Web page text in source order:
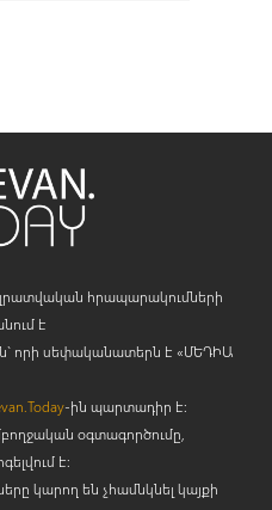
լրատվական հրապարակումների
է
որի սեփականատերն է «ՄԵԴԻԱ
-ին պարտադիր է:
օգտագործումը,
է:
կարող են չհամնկնել կայքի